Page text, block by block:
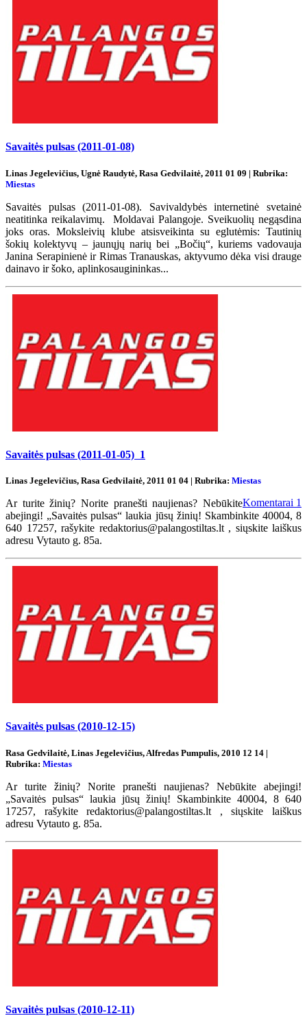
Savaitės pulsas (2011-01-08)
Linas Jegelevičius, Ugnė Raudytė, Rasa Gedvilaitė, 2011 01 09 | Rubrika:
Miestas
Savaitės pulsas (2011-01-08). Savivaldybės internetinė svetainė
neatitinka reikalavimų. Moldavai Palangoje. Sveikuolių negąsdina
joks oras. Moksleivių klube atsisveikinta su eglutėmis: Tautinių
šokių kolektyvų – jaunųjų narių bei „Bočių“, kuriems vadovauja
Janina Serapinienė ir Rimas Tranauskas, aktyvumo dėka visi drauge
dainavo ir šoko, aplinkosaugininkas...
Savaitės pulsas (2011-01-05) 1
Linas Jegelevičius, Rasa Gedvilaitė, 2011 01 04 | Rubrika: Miestas
Komentarai 1
Ar turite žinių? Norite pranešti naujienas? Nebūkite
abejingi! „Savaitės pulsas“ laukia jūsų žinių! Skambinkite 40004, 8
640 17257, rašykite redaktorius@palangostiltas.lt , siųskite laiškus
adresu Vytauto g. 85a.
Savaitės pulsas (2010-12-15)
Rasa Gedvilaitė, Linas Jegelevičius, Alfredas Pumpulis, 2010 12 14 |
Rubrika: Miestas
Ar turite žinių? Norite pranešti naujienas? Nebūkite abejingi!
„Savaitės pulsas“ laukia jūsų žinių! Skambinkite 40004, 8 640
17257, rašykite redaktorius@palangostiltas.lt , siųskite laiškus
adresu Vytauto g. 85a.
Savaitės pulsas (2010-12-11)